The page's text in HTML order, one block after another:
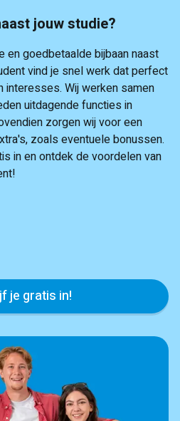
jouw studie?
en goedbetaalde bijbaan naast
vind je snel werk dat perfect
interesses. Wij werken samen
uitdagende functies in
zorgen wij voor een
zoals eventuele bonussen.
in en ontdek de voordelen van
je gratis in!